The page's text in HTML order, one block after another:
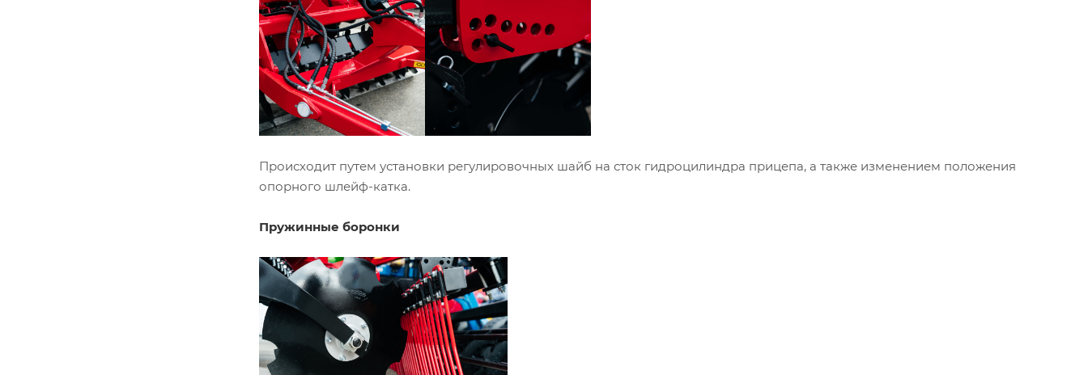
Происходит путем установки регулировочных шайб на сток гидроцилиндра прицепа, а также изменением положения
опорного шлейф-катка.
Пружинные боронки